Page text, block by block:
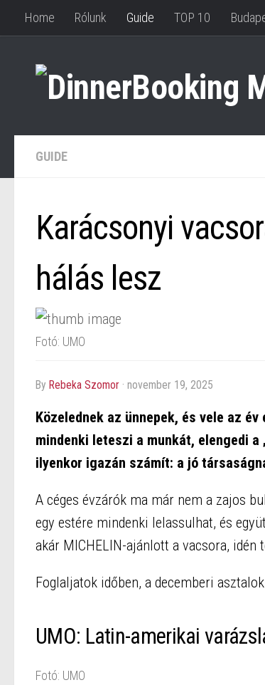
Home Rólunk Guide TOP 10
GUIDE
Karácsonyi
hálás lesz
Fotó: UMO
by Rebeka Szomor · november 19, 2025
Közelednek az ünnepek, és vele az
mindenki leteszi a munkát, elengedi
ilyenkor igazán számít: a jó
A céges évzárók ma már nem a zajos
egy estére mindenki lelassulhat, és
akár MICHELIN-ajánlott a vacsora,
Foglaljatok időben, a decemberi
UMO: Latin-amerikai
Fotó: UMO